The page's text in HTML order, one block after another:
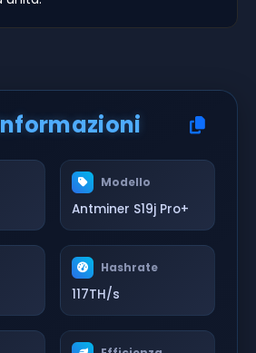
Modello
Antminer S19j Pro+
Hashrate
117TH/s